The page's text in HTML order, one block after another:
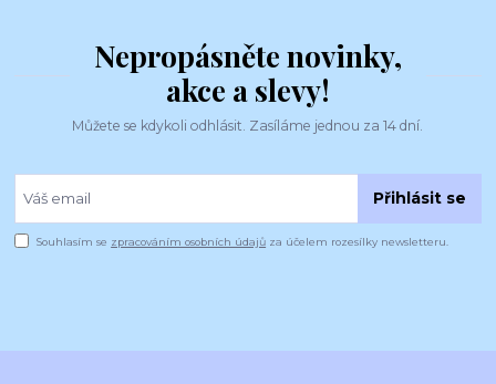
Nepropásněte novinky,
akce a slevy!
Můžete se kdykoli odhlásit. Zasíláme jednou za 14 dní.
Přihlásit se
Souhlasím se zpracováním osobních údajů za účelem rozesílky newsletteru.